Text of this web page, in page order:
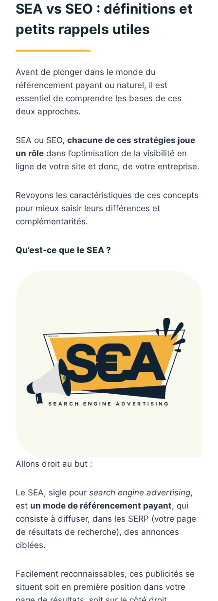
SEA vs SEO : définitions et
petits rappels utiles
Avant de plonger dans le monde du
référencement payant ou naturel, il est
essentiel de comprendre les bases de ces
deux approches.
SEA ou SEO, chacune de ces stratégies joue
un rôle dans l’optimisation de la visibilité en
ligne de votre site et donc, de votre entreprise.
Revoyons les caractéristiques de ces concepts
pour mieux saisir leurs différences et
complémentarités.
Qu’est-ce que le SEA ?
Allons droit au but :
Le SEA, sigle pour search engine advertising,
est un mode de référencement payant, qui
consiste à diffuser, dans les SERP (votre page
de résultats de recherche), des annonces
ciblées.
Facilement reconnaissables, ces publicités se
situent soit en première position dans votre